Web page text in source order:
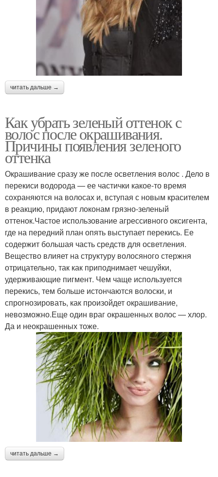
читать дальше →
Как убрать зеленый оттенок с
волос после окрашивания.
Причины появления зеленого
оттенка
Окрашивание сразу же после осветления волос . Дело в
перекиси водорода — ее частички какое-то время
сохраняются на волосах и, вступая с новым красителем
в реакцию, придают локонам грязно-зеленый
оттенок.Частое использование агрессивного оксигента,
где на передний план опять выступает перекись. Ее
содержит большая часть средств для осветления.
Вещество влияет на структуру волосяного стержня
отрицательно, так как приподнимает чешуйки,
удерживающие пигмент. Чем чаще используется
перекись, тем больше истончаются волоски, и
спрогнозировать, как произойдет окрашивание,
невозможно.Еще один враг окрашенных волос — хлор.
Да и неокрашенных тоже.
читать дальше →